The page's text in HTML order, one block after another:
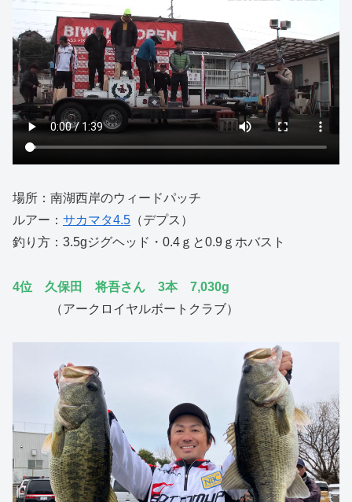
場所：南湖西岸のウィードパッチ
ルアー： サカマタ4.5 （デプス）
釣り方：3.5gジグヘッド・0.4ｇと0.9ｇホバスト
4位 久保田 将吾さん 3本 7,030g
（アークロイヤルボートクラブ）